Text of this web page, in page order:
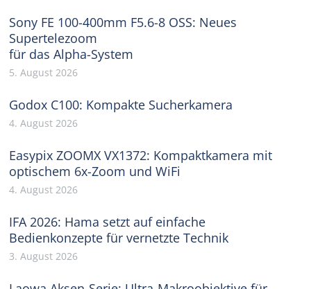
Sony FE 100-400mm F5.6-8 OSS: Neues
Supertelezoom
für das Alpha-System
5. August 2026
Godox C100: Kompakte Sucherkamera
4. August 2026
Easypix ZOOMX VX1372: Kompaktkamera mit
optischem 6x-Zoom und WiFi
4. August 2026
IFA 2026: Hama setzt auf einfache
Bedienkonzepte für vernetzte Technik
3. August 2026